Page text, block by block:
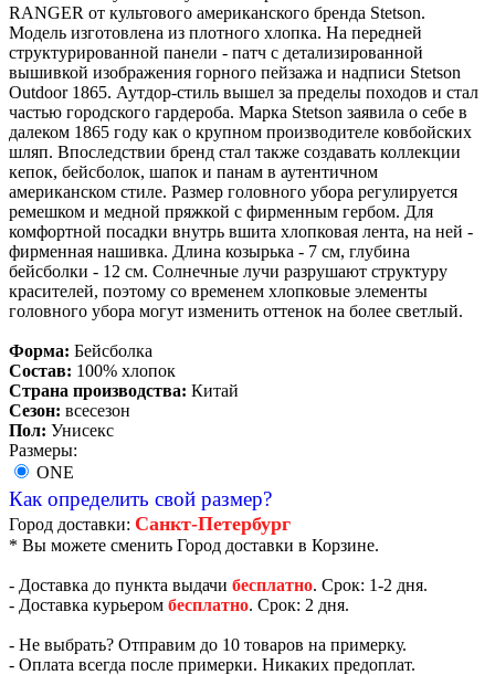
RANGER от культового американского бренда Stetson.
Модель изготовлена из плотного хлопка. На передней
структурированной панели - патч с детализированной
вышивкой изображения горного пейзажа и надписи Stetson
Outdoor 1865. Аутдор-стиль вышел за пределы походов и стал
частью городского гардероба. Марка Stetson заявила о себе в
далеком 1865 году как о крупном производителе ковбойских
шляп. Впоследствии бренд стал также создавать коллекции
кепок, бейсболок, шапок и панам в аутентичном
американском стиле. Размер головного убора регулируется
ремешком и медной пряжкой с фирменным гербом. Для
комфортной посадки внутрь вшита хлопковая лента, на ней -
фирменная нашивка. Длина козырька - 7 см, глубина
бейсболки - 12 см. Солнечные лучи разрушают структуру
красителей, поэтому со временем хлопковые элементы
головного убора могут изменить оттенок на более светлый.
Форма: Бейсболка
Состав: 100% хлопок
Страна производства: Китай
Сезон: всесезон
Пол: Унисекс
Размеры:
ONE
Как определить свой размер?
Город доставки: Санкт-Петербург
* Вы можете сменить Город доставки в Корзине.
- Доставка до пункта выдачи бесплатно. Срок: 1-2 дня.
- Доставка курьером бесплатно. Срок: 2 дня.
- Не выбрать? Отправим до 10 товаров на примерку.
- Оплата всегда после примерки. Никаких предоплат.